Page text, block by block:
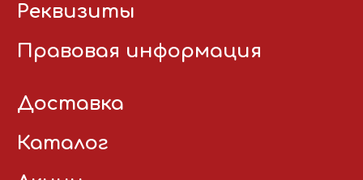
Реквизиты
Правовая информация
Доставка
Каталог